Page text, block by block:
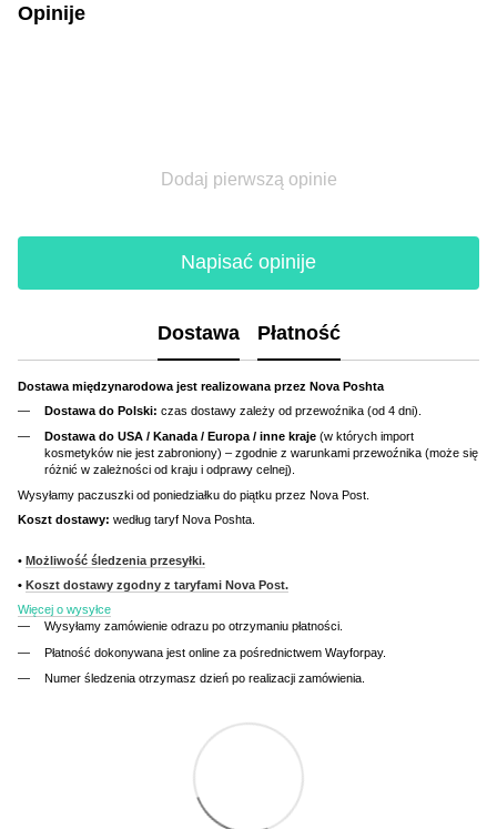
Opinije
Dodaj pierwszą opinie
Napisać opinije
Dostawa Płatność
Dostawa międzynarodowa jest realizowana przez Nova Poshta
Dostawa do Polski: czas dostawy zależy od przewoźnika (od 4 dni).
Dostawa do USA / Kanada / Europa / inne kraje (w których import
kosmetyków nie jest zabroniony) – zgodnie z warunkami przewoźnika (może się
różnić w zależności od kraju i odprawy celnej).
Wysyłamy paczuszki od poniedziałku do piątku przez Nova Post.
Koszt dostawy: według taryf Nova Poshta.
• Możliwość śledzenia przesyłki.
• Koszt dostawy zgodny z taryfami Nova Post.
Więcej o wysyłce
Wysyłamy zamówienie odrazu po otrzymaniu płatności.
Płatność dokonywana jest online za pośrednictwem Wayforpay.
Numer śledzenia otrzymasz dzień po realizacji zamówienia.